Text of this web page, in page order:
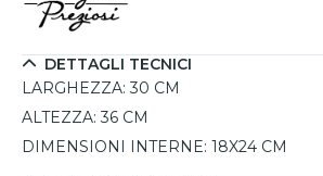
soggiorno. La qualità del design e dei materiali, tipica del
Made in Italy, si unisce a un ottimo
qualità/prezzo, rendendole un prodotto
DETTAGLI TECNICI
LARGHEZZA: 30 CM
ALTEZZA: 36 CM
DIMENSIONI INTERNE: 18X24 CM